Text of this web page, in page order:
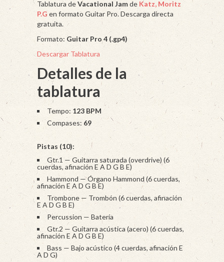
Tablatura deVacational Jamde Katz, Moritz
P.G en formato Guitar Pro. Descarga directa
gratuita.
Formato: Guitar Pro 4 (.gp4)
Descargar Tablatura
Detalles de la
tablatura
Tempo:123 BPM
Compases: 69
Pistas (10):
Gtr.1 — Guitarra saturada (overdrive) (6
cuerdas, afinación E A D G B E)
Hammond — Órgano Hammond (6 cuerdas,
afinación E A D G B E)
Trombone — Trombón (6 cuerdas, afinación
E A D G B E)
Percussion — Batería
Gtr.2 — Guitarra acústica (acero) (6 cuerdas,
afinación E A D G B E)
Bass — Bajo acústico (4 cuerdas, afinación E
A D G)